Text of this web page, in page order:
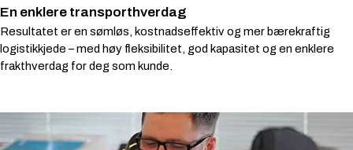
En enklere transporthverdag
Resultatet er en sømløs, kostnadseffektiv og mer bærekraftig
logistikkjede – med høy fleksibilitet, god kapasitet og en enklere
frakthverdag for deg som kunde.